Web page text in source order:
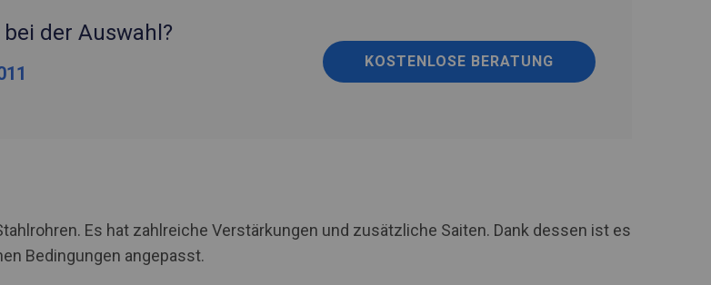
der Auswahl?
KOSTENLOSE BERATUNG
Es hat zahlreiche Verstärkungen und zusätzliche Saiten. Dank dessen ist es
Bedingungen angepasst.